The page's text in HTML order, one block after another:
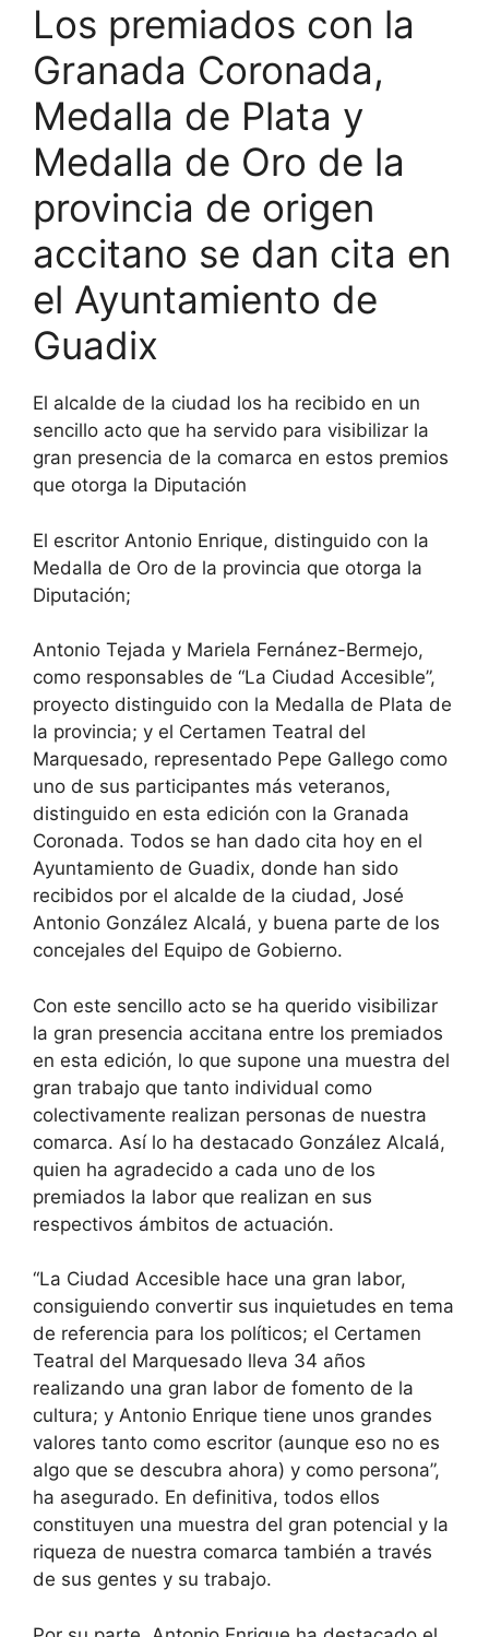
Los premiados con la
Granada Coronada,
Medalla de Plata y
Medalla de Oro de la
provincia de origen
accitano se dan cita en
el Ayuntamiento de
Guadix
El alcalde de la ciudad los ha recibido en un
sencillo acto que ha servido para visibilizar la
gran presencia de la comarca en estos premios
que otorga la Diputación
El escritor Antonio Enrique, distinguido con la
Medalla de Oro de la provincia que otorga la
Diputación;
Antonio Tejada y Mariela Fernánez-Bermejo,
como responsables de “La Ciudad Accesible”,
proyecto distinguido con la Medalla de Plata de
la provincia; y el Certamen Teatral del
Marquesado, representado Pepe Gallego como
uno de sus participantes más veteranos,
distinguido en esta edición con la Granada
Coronada. Todos se han dado cita hoy en el
Ayuntamiento de Guadix, donde han sido
recibidos por el alcalde de la ciudad, José
Antonio González Alcalá, y buena parte de los
concejales del Equipo de Gobierno.
Con este sencillo acto se ha querido visibilizar
la gran presencia accitana entre los premiados
en esta edición, lo que supone una muestra del
gran trabajo que tanto individual como
colectivamente realizan personas de nuestra
comarca. Así lo ha destacado González Alcalá,
quien ha agradecido a cada uno de los
premiados la labor que realizan en sus
respectivos ámbitos de actuación.
“La Ciudad Accesible hace una gran labor,
consiguiendo convertir sus inquietudes en tema
de referencia para los políticos; el Certamen
Teatral del Marquesado lleva 34 años
realizando una gran labor de fomento de la
cultura; y Antonio Enrique tiene unos grandes
valores tanto como escritor (aunque eso no es
algo que se descubra ahora) y como persona”,
ha asegurado. En definitiva, todos ellos
constituyen una muestra del gran potencial y la
riqueza de nuestra comarca también a través
de sus gentes y su trabajo.